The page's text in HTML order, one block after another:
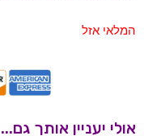
המלאי אזל
אולי יעניין אותך גם...